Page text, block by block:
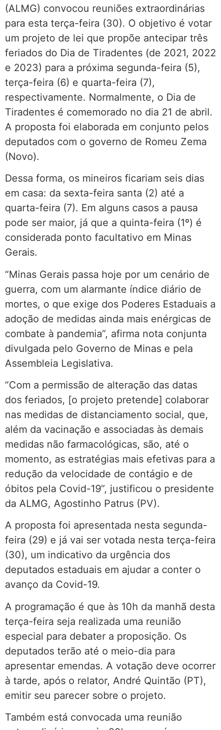
(ALMG) convocou reuniões extraordinárias
para esta terça-feira (30). O objetivo é votar
um projeto de lei que propõe antecipar três
feriados do Dia de Tiradentes (de 2021, 2022
e 2023) para a próxima segunda-feira (5),
terça-feira (6) e quarta-feira (7),
respectivamente. Normalmente, o Dia de
Tiradentes é comemorado no dia 21 de abril.
A proposta foi elaborada em conjunto pelos
deputados com o governo de Romeu Zema
(Novo).
Dessa forma, os mineiros ficariam seis dias
em casa: da sexta-feira santa (2) até a
quarta-feira (7). Em alguns casos a pausa
pode ser maior, já que a quinta-feira (1º) é
considerada ponto facultativo em Minas
Gerais.
“Minas Gerais passa hoje por um cenário de
guerra, com um alarmante índice diário de
mortes, o que exige dos Poderes Estaduais a
adoção de medidas ainda mais enérgicas de
combate à pandemia”, afirma nota conjunta
divulgada pelo Governo de Minas e pela
Assembleia Legislativa.
“Com a permissão de alteração das datas
dos feriados, [o projeto pretende] colaborar
nas medidas de distanciamento social, que,
além da vacinação e associadas às demais
medidas não farmacológicas, são, até o
momento, as estratégias mais efetivas para a
redução da velocidade de contágio e de
óbitos pela Covid-19”, justificou o presidente
da ALMG, Agostinho Patrus (PV).
A proposta foi apresentada nesta segunda-
feira (29) e já vai ser votada nesta terça-feira
(30), um indicativo da urgência dos
deputados estaduais em ajudar a conter o
avanço da Covid-19.
A programação é que às 10h da manhã desta
terça-feira seja realizada uma reunião
especial para debater a proposição. Os
deputados terão até o meio-dia para
apresentar emendas. A votação deve ocorrer
à tarde, após o relator, André Quintão (PT),
emitir seu parecer sobre o projeto.
Também está convocada uma reunião